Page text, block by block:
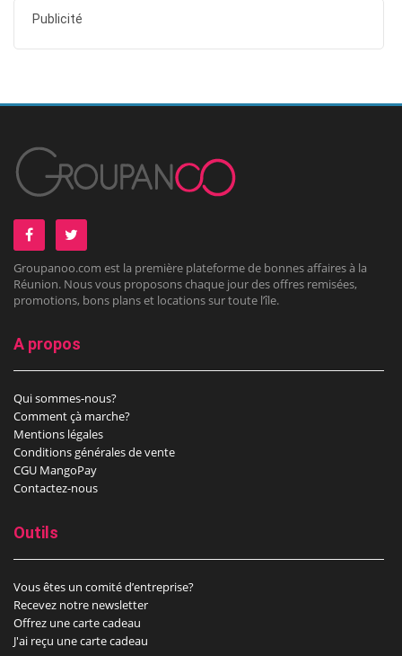
Publicité
Groupanoo.com est la première plateforme de bonnes affaires à la
Réunion. Nous vous proposons chaque jour des offres remisées,
promotions, bons plans et locations sur toute l’île.
A propos
Qui sommes-nous?
Comment çà marche?
Mentions légales
Conditions générales de vente
CGU MangoPay
Contactez-nous
Outils
Vous êtes un comité d’entreprise?
Recevez notre newsletter
Offrez une carte cadeau
J'ai reçu une carte cadeau